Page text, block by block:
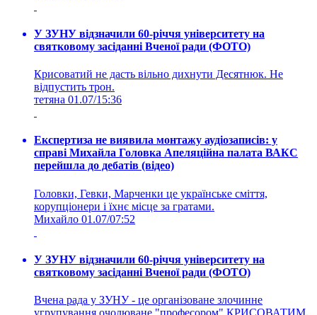
У ЗУНУ відзначили 60-річчя університету на
святковому засіданні Вченої ради (ФОТО)
Крисоватий не дасть вільно дихнути Десятнюк. Не
відпустить трон.
тетяна 01.07/15:36
Експертиза не виявила монтажу аудіозаписів: у
справі Михайла Головка Апеляційна палата ВАКС
перейшла до дебатів (відео)
Головки, Гевки, Марченки це українське сміття,
корупціонери і їхнє місце за гратами.
Михайло 01.07/07:52
У ЗУНУ відзначили 60-річчя університету на
святковому засіданні Вченої ради (ФОТО)
Вчена рада у ЗУНУ - це організоване злочинне